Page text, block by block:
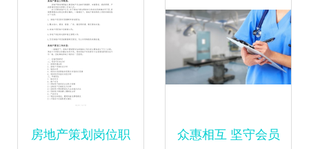
房地产策划岗位职 众惠相互 坚守会员